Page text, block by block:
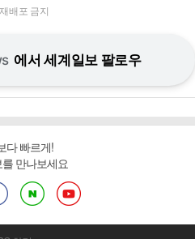
배포 금지
에서 세계일보 팔로우
다 빠르게!
만나보세요